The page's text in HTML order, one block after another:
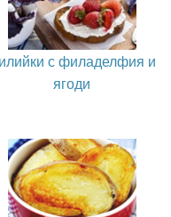
с филаделфия и
ягоди